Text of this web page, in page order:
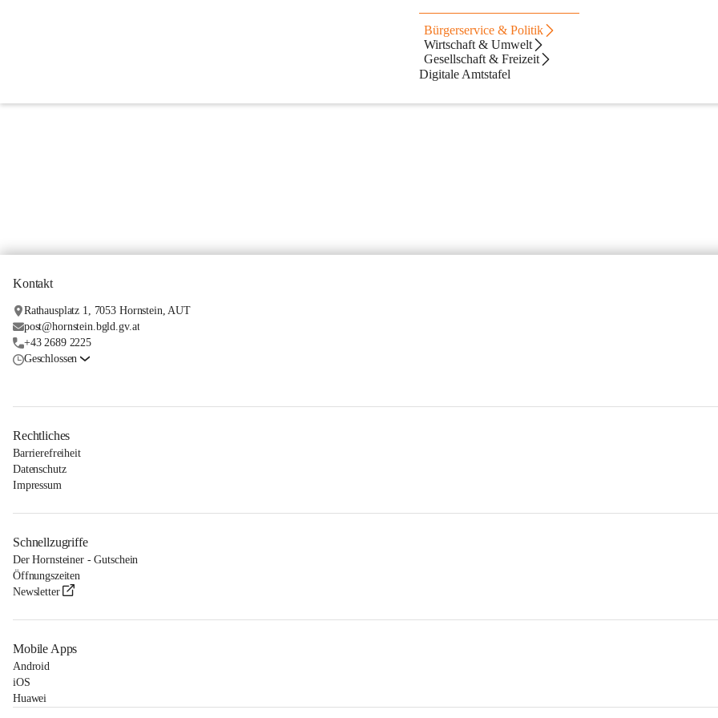
Bürgerservice & Politik
Wirtschaft & Umwelt
Gesellschaft & Freizeit
Digitale Amtstafel
Kontakt
Rathausplatz 1, 7053 Hornstein, AUT
post@hornstein.bgld.gv.at
+43 2689 2225
Geschlossen
Rechtliches
Barrierefreiheit
Datenschutz
Impressum
Schnellzugriffe
Der Hornsteiner - Gutschein
Öffnungszeiten
Newsletter
Mobile Apps
Android
iOS
Huawei